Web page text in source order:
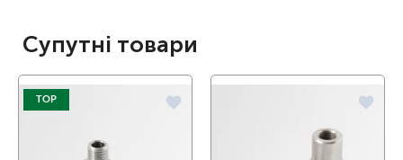
Супутні товари
favorite
TOP favorite